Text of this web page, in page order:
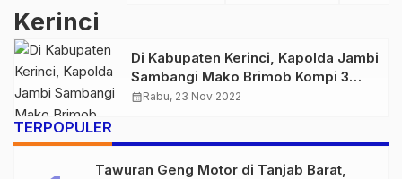
Kerinci
Di Kabupaten Kerinci, Kapolda Jambi
Sambangi Mako Brimob Kompi 3
Batalyon B Pelopor
calendar_monthRabu, 23 Nov 2022
TERPOPULER
Tawuran Geng Motor di Tanjab Barat,